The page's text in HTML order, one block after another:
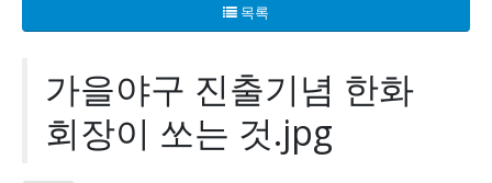
웹사이트 데이터 수집을 위한 크롤링 프로그램을 제작해드립
웹사이트 데이터 수집을 위한 크롤링 프로그램을 제작해드립
니다
웹사이트 데이터 수집을 위한 크롤링 프로그램을 제작해드립
니다
목록
가을야구 진출기념 한화
회장이 쏘는 것.jpg